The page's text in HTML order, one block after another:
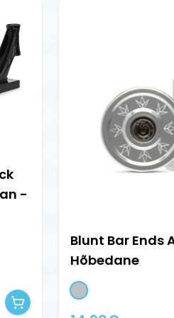
-
Blunt Bar Ends
Hõbedane